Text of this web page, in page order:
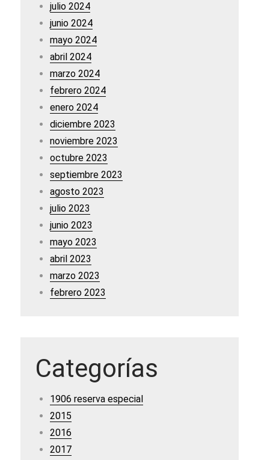
julio 2024
junio 2024
mayo 2024
abril 2024
marzo 2024
febrero 2024
enero 2024
diciembre 2023
noviembre 2023
octubre 2023
septiembre 2023
agosto 2023
julio 2023
junio 2023
mayo 2023
abril 2023
marzo 2023
febrero 2023
Categorías
1906 reserva especial
2015
2016
2017